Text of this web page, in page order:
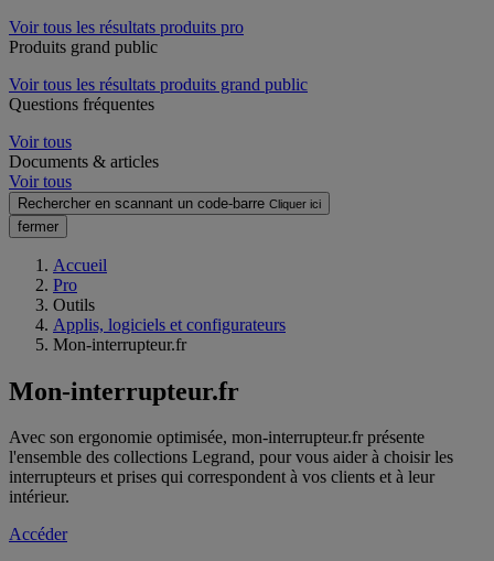
Voir tous les résultats produits pro
Produits grand public
Voir tous les résultats produits grand public
Questions fréquentes
Voir tous
Documents & articles
Voir tous
Rechercher en scannant un code-barre Cliquer ici
fermer
Accueil
Pro
Outils
Applis, logiciels et configurateurs
Mon-interrupteur.fr
Mon-interrupteur.fr
Avec son ergonomie optimisée, mon-interrupteur.fr présente
l'ensemble des collections Legrand, pour vous aider à choisir les
interrupteurs et prises qui correspondent à vos clients et à leur
intérieur.
Accéder